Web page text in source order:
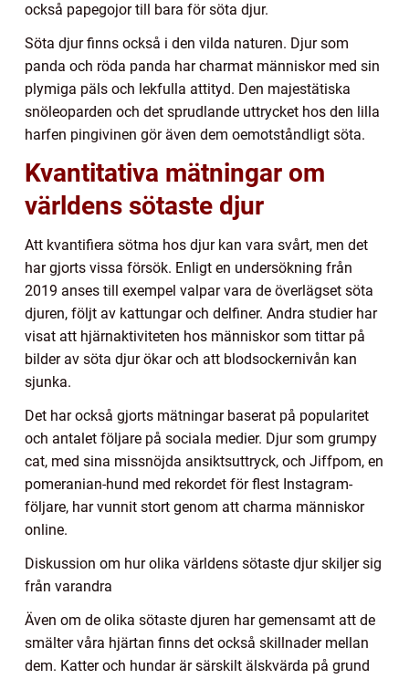
också papegojor till bara för söta djur.
Söta djur finns också i den vilda naturen. Djur som
panda och röda panda har charmat människor med sin
plymiga päls och lekfulla attityd. Den majestätiska
snöleoparden och det sprudlande uttrycket hos den lilla
harfen pingivinen gör även dem oemotståndligt söta.
Kvantitativa mätningar om
världens sötaste djur
Att kvantifiera sötma hos djur kan vara svårt, men det
har gjorts vissa försök. Enligt en undersökning från
2019 anses till exempel valpar vara de överlägset söta
djuren, följt av kattungar och delfiner. Andra studier har
visat att hjärnaktiviteten hos människor som tittar på
bilder av söta djur ökar och att blodsockernivån kan
sjunka.
Det har också gjorts mätningar baserat på popularitet
och antalet följare på sociala medier. Djur som grumpy
cat, med sina missnöjda ansiktsuttryck, och Jiffpom, en
pomeranian-hund med rekordet för flest Instagram-
följare, har vunnit stort genom att charma människor
online.
Diskussion om hur olika världens sötaste djur skiljer sig
från varandra
Även om de olika sötaste djuren har gemensamt att de
smälter våra hjärtan finns det också skillnader mellan
dem. Katter och hundar är särskilt älskvärda på grund